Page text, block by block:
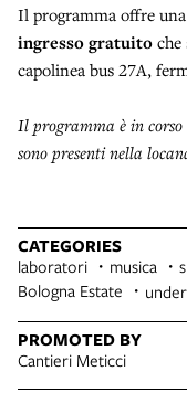
Il programma offre
ingresso gratuito che
capolinea bus 27A,
Il programma è in
sono presenti nella
CATEGORIES
laboratori musica
Bologna Estate
PROMOTED BY
Cantieri Meticci